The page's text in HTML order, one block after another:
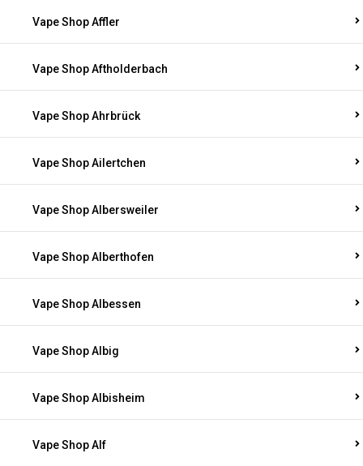
Vape Shop Affler
Vape Shop Aftholderbach
Vape Shop Ahrbrück
Vape Shop Ailertchen
Vape Shop Albersweiler
Vape Shop Alberthofen
Vape Shop Albessen
Vape Shop Albig
Vape Shop Albisheim
Vape Shop Alf